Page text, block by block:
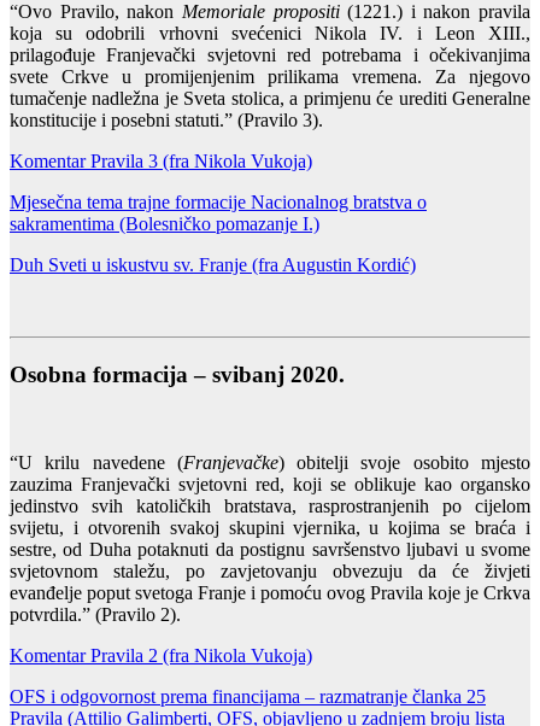
“Ovo Pravilo, nakon Memoriale propositi(1221.) i nakon pravila
koja su odobrili vrhovni svećenici Nikola IV. i Leon XIII.,
prilagođuje Franjevački svjetovni red potrebama i očekivanjima
svete Crkve u promijenjenim prilikama vremena. Za njegovo
tumačenje nadležna je Sveta stolica, a primjenu će urediti Generalne
konstitucije i posebni statuti.” (Pravilo 3).
Komentar Pravila 3 (fra Nikola Vukoja)
Mjesečna tema trajne formacije Nacionalnog bratstva o
sakramentima (Bolesničko pomazanje I.)
Duh Sveti u iskustvu sv. Franje (fra Augustin Kordić)
Osobna formacija – svibanj 2020.
“U krilu navedene (Franjevačke) obitelji svoje osobito mjesto
zauzima Franjevački svjetovni red, koji se oblikuje kao organsko
jedinstvo svih katoličkih bratstava, rasprostranjenih po cijelom
svijetu, i otvorenih svakoj skupini vjernika, u kojima se braća i
sestre, od Duha potaknuti da postignu savršenstvo ljubavi u svome
svjetovnom staležu, po zavjetovanju obvezuju da će živjeti
evanđelje poput svetoga Franje i pomoću ovog Pravila koje je Crkva
potvrdila.” (Pravilo 2).
Komentar Pravila 2 (fra Nikola Vukoja)
OFS i odgovornost prema financijama – razmatranje članka 25
Pravila (Attilio Galimberti, OFS, objavljeno u zadnjem broju lista